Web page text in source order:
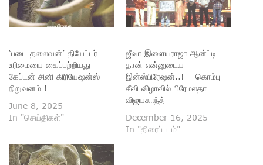
‘படை தலைவன்’ தியேட்டர்
உரிமையை கைப்பற்றியது
கேப்டன் சினி கிரியேஷன்ஸ்
நிறுவனம் !
June 8, 2025
In "செய்திகள்"
ஜீவா இளையராஜா ஆன்ட்டி
தான் என்னுடைய
இன்ஸ்பிரேஷன்..! – கொம்பு
சீவி விழாவில் பிரேமலதா
விஜயகாந்த்
December 16, 2025
In "திரைப்படம்"